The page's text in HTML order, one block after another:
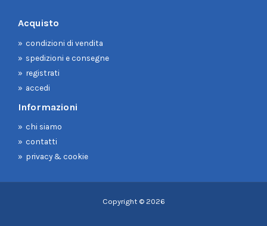
Acquisto
condizioni di vendita
spedizioni e consegne
registrati
accedi
Informazioni
chi siamo
contatti
privacy & cookie
Copyright © 2026